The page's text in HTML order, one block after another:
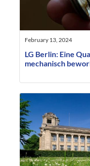
February 13, 2024
LG Berlin: Eine
mechanisch